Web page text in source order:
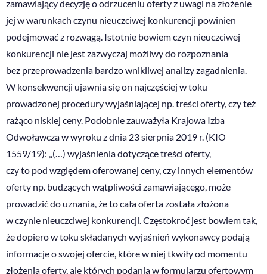
zamawiający decyzję o odrzuceniu oferty z uwagi na złożenie
jej w warunkach czynu nieuczciwej konkurencji powinien
podejmować z rozwagą. Istotnie bowiem czyn nieuczciwej
konkurencji nie jest zazwyczaj możliwy do rozpoznania
bez przeprowadzenia bardzo wnikliwej analizy zagadnienia.
W konsekwencji ujawnia się on najczęściej w toku
prowadzonej procedury wyjaśniającej np. treści oferty, czy też
rażąco niskiej ceny. Podobnie zauważyła Krajowa Izba
Odwoławcza w wyroku z dnia 23 sierpnia 2019 r. (KIO
1559/19): „(…) wyjaśnienia dotyczące treści oferty,
czy to pod względem oferowanej ceny, czy innych elementów
oferty np. budzących wątpliwości zamawiającego, może
prowadzić do uznania, że to cała oferta została złożona
w czynie nieuczciwej konkurencji. Częstokroć jest bowiem tak,
że dopiero w toku składanych wyjaśnień wykonawcy podają
informacje o swojej ofercie, które w niej tkwiły od momentu
złożenia oferty, ale których podania w formularzu ofertowym